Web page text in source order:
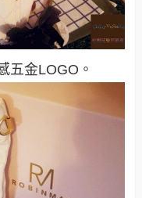
五金LOGO。